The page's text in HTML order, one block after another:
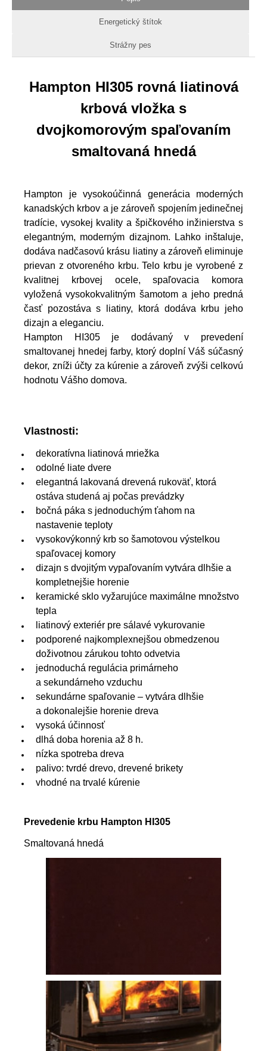
Energetický štítok
Strážny pes
Hampton HI305 rovná liatinová
krbová vložka s
dvojkomorovým spaľovaním
smaltovaná hnedá
Hampton je vysokoúčinná generácia moderných
kanadských krbov a je zároveň spojením jedinečnej
tradície, vysokej kvality a špičkového inžinierstva s
elegantným, moderným dizajnom. Lahko inštaluje,
dodáva nadčasovú krásu liatiny a zároveň eliminuje
prievan z otvoreného krbu. Telo krbu je vyrobené z
kvalitnej krbovej ocele, spaľovacia komora
vyložená vysokokvalitným šamotom a jeho predná
časť pozostáva s liatiny, ktorá dodáva krbu jeho
dizajn a eleganciu.
Hampton HI305 je dodávaný v prevedení
smaltovanej hnedej farby, ktorý doplní Váš súčasný
dekor, zníži účty za kúrenie a zároveň zvýši celkovú
hodnotu Vášho domova.
Vlastnosti:
dekoratívna liatinová mriežka
odolné liate dvere
elegantná lakovaná drevená rukoväť, ktorá
ostáva studená aj počas prevádzky
bočná páka s jednoduchým ťahom na
nastavenie teploty
vysokovýkonný krb so šamotovou výstelkou
spaľovacej komory
dizajn s dvojitým vypaľovaním vytvára dlhšie a
kompletnejšie horenie
keramické sklo vyžarujúce maximálne množstvo
tepla
liatinový exteriér pre sálavé vykurovanie
podporené najkomplexnejšou obmedzenou
doživotnou zárukou tohto odvetvia
jednoduchá regulácia primárneho
a sekundárneho vzduchu
sekundárne spaľovanie – vytvára dlhšie
a dokonalejšie horenie dreva
vysoká účinnosť
dlhá doba horenia až 8 h.
nízka spotreba dreva
palivo: tvrdé drevo, drevené brikety
vhodné na trvalé kúrenie
Prevedenie krbu Hampton HI305
Smaltovaná hnedá